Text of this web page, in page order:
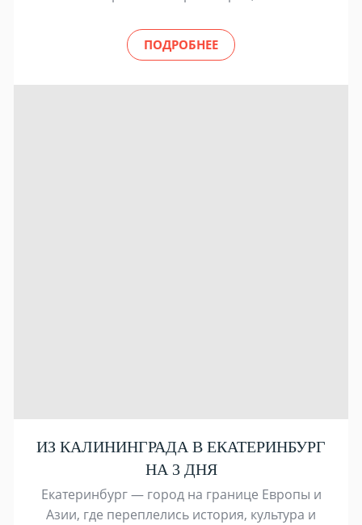
ПОДРОБНЕЕ
ИЗ КАЛИНИНГРАДА В ЕКАТЕРИНБУРГ
НА 3 ДНЯ
Екатеринбург — город на границе Европы и
Азии, где переплелись история, культура и